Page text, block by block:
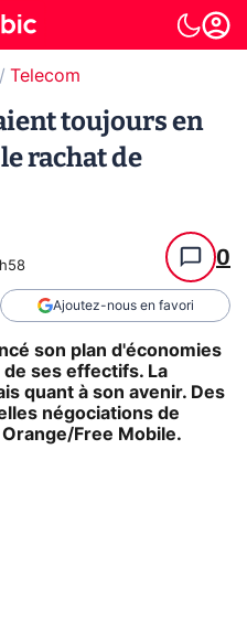
Telecom
toujours en
rachat de
0
Ajoutez-nous en favori
son plan d'économies
de ses effectifs. La
quant à son avenir. Des
négociations de
Free Mobile.